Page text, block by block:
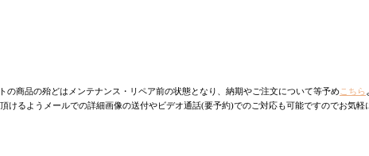
の商品の殆どはメンテナンス・リペア前の状態となり、納期やご注文について等予めこちら
けるようメールでの詳細画像の送付やビデオ通話(要予約)でのご対応も可能ですのでお気軽